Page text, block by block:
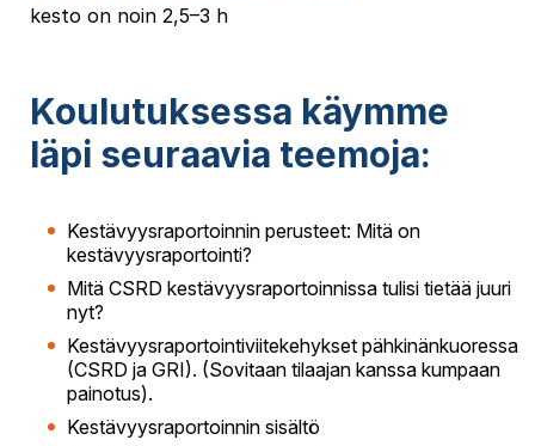
kesto on noin 2,5–3 h
Koulutuksessa käymme
läpi seuraavia teemoja:
Kestävyysraportoinnin perusteet: Mitä on
kestävyysraportointi?
Mitä CSRD kestävyysraportoinnissa tulisi tietää juuri
nyt?
Kestävyysraportointiviitekehykset pähkinänkuoressa
(CSRD ja GRI). (Sovitaan tilaajan kanssa kumpaan
painotus).
Kestävyysraportoinnin sisältö